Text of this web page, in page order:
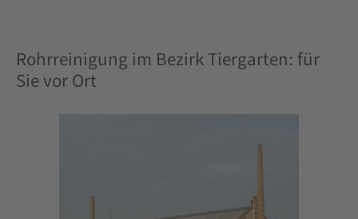
Rohrreinigung im Bezirk Tiergarten: für
Sie vor Ort